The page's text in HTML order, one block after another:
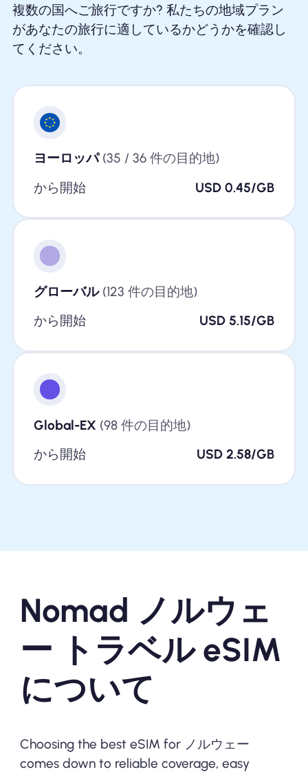
複数の国へご旅行ですか? 私たちの地域プラン
があなたの旅行に適しているかどうかを確認し
てください。
ヨーロッパ(35 / 36 件の目的地)
から開始
USD 0.45/GB
グローバル(123 件の目的地)
から開始
USD 5.15/GB
Global-EX (98 件の目的地)
から開始
USD 2.58/GB
Nomad ノルウェ
ー トラベル eSIM
について
Choosing the best eSIM for ノルウェー
comes down to reliable coverage, easy